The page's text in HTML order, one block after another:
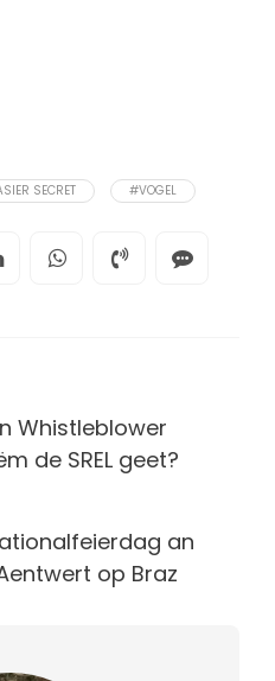
SECRET #VOGEL
Whistleblower
de SREL geet?
an
op Braz